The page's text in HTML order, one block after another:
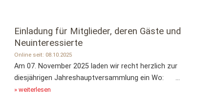
Einladung für Mitglieder, deren Gäste und
Neuinteressierte
Online seit: 08.10.2025
Am 07. November 2025 laden wir recht herzlich zur
diesjährigen Jahreshauptversammlung ein Wo: ...
» weiterlesen